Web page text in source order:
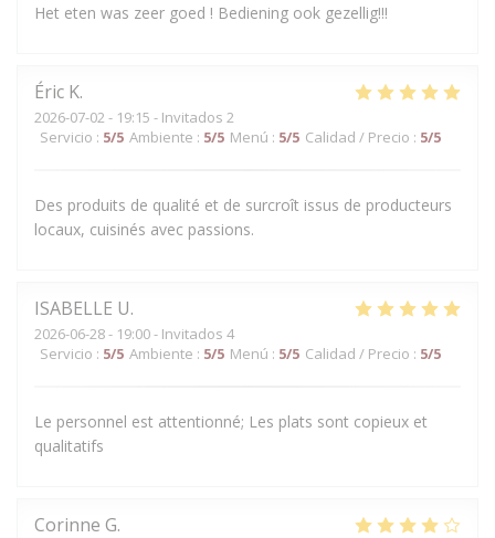
Het eten was zeer goed ! Bediening ook gezellig!!!
Éric K
2026-07-02 - 19:15 - Invitados 2
Servicio : 5/5 Ambiente : 5/5 Menú : 5/5 Calidad / Precio : 5/5
Des produits de qualité et de surcroît issus de producteurs
locaux, cuisinés avec passions.
ISABELLE U
2026-06-28- 19:00 - Invitados 4
Servicio : 5/5 Ambiente : 5/5 Menú : 5/5 Calidad / Precio : 5/5
Le personnel est attentionné; Les plats sont copieux et
qualitatifs
Corinne G